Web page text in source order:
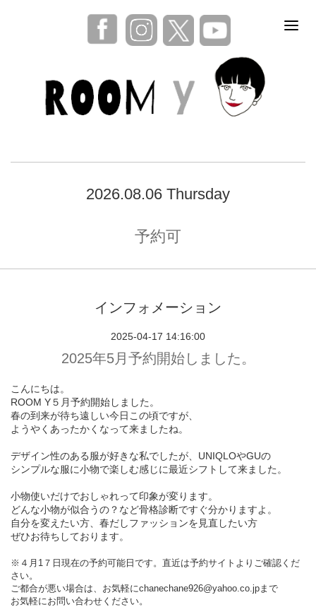
2026.08.06 Thursday
予約可
インフォメーション
2025-04-17 14:16:00
2025年5月予約開始しました。
こんにちは。
ROOM Y５月予約開始しました。
春の到来が待ち遠しい今日この頃ですが、
ようやくあったかくなって来ましたね。
デザイン性のある服が好きな私でしたが、UNIQLOやGUの
シンプルな服に小物で楽しむ感じに最近シフトして来ました。
小物使いだけでおしゃれって印象が変ります。
どんな小物が似合うの？など骨格診断ですぐ分かりますよ。
自分を変えたい方、春だしファッションを見直したい方
ぜひお待ちしております。
※４月1７日現在の予約可能日です。直近は予約サイトよりご確認くだ
さい。
ご都合が悪い場合は、お気軽にchanechane926@yahoo.co.jpまで
お気軽にお問い合わせください。